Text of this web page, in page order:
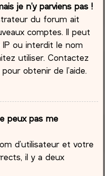
je n’y parviens pas !
du forum ait
comptes. Il peut
IP ou interdit le nom
utiliser. Contactez
obtenir de l’aide.
peux pas me
d’utilisateur et votre
il y a deux